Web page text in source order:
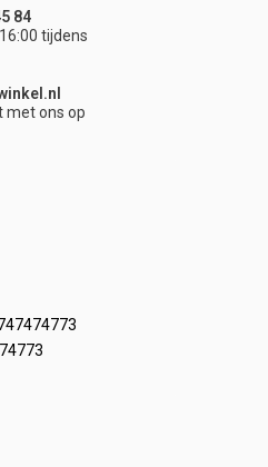
84
tijdens
met ons op